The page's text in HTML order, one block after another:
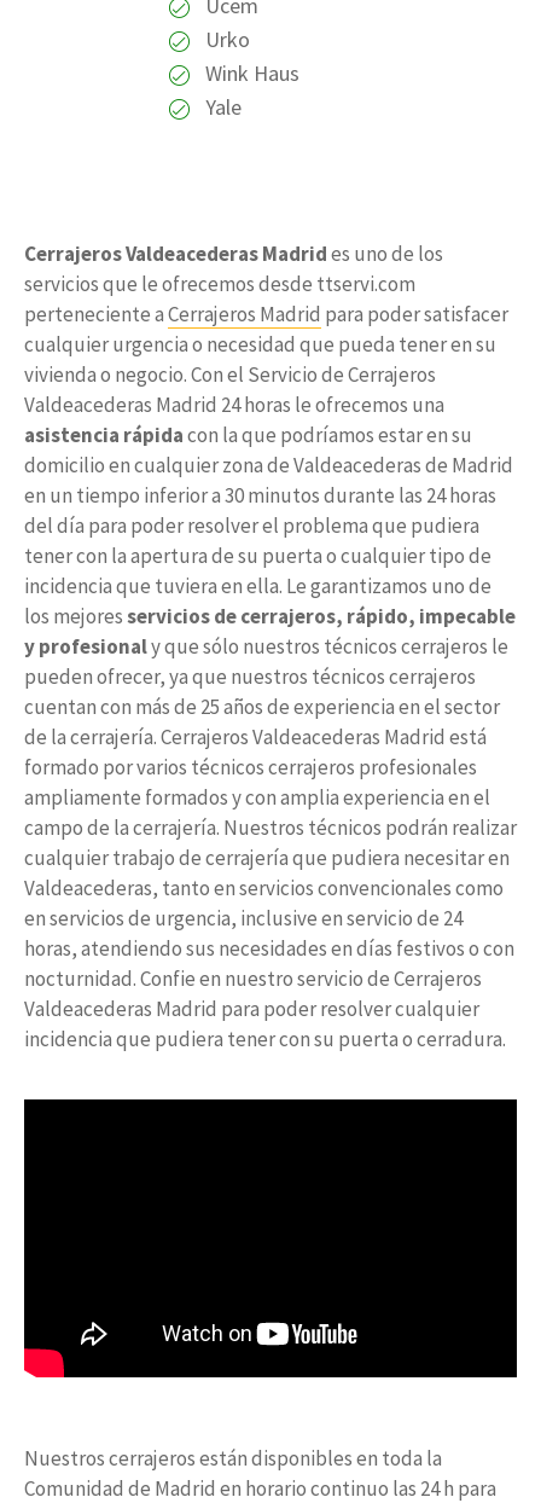
Urko
Wink Haus
Yale
Cerrajeros Valdeacederas Madrides uno de los
servicios que le ofrecemos desde ttservi.com
perteneciente aCerrajeros Madrid para poder satisfacer
cualquier urgencia o necesidad que pueda tener en su
vivienda o negocio. Con el Servicio de Cerrajeros
Valdeacederas Madrid 24 horas le ofrecemos una
asistencia rápidacon la que podríamos estar en su
domicilio en cualquier zona de Valdeacederas de Madrid
en un tiempo inferior a 30 minutos durante las 24 horas
del día para poder resolver el problema que pudiera
tener con la apertura de su puerta o cualquier tipo de
incidencia que tuviera en ella. Le garantizamos uno de
los mejoresservicios de cerrajeros, rápido, impecable
y profesionaly que sólo nuestros técnicos cerrajeros le
pueden ofrecer, ya que nuestros técnicos cerrajeros
cuentan con más de 25 años de experiencia en el sector
de la cerrajería. Cerrajeros Valdeacederas Madrid está
formado por varios técnicos cerrajeros profesionales
ampliamente formados y con amplia experiencia en el
campo de la cerrajería. Nuestros técnicos podrán realizar
cualquier trabajo de cerrajería que pudiera necesitar en
Valdeacederas, tanto en servicios convencionales como
en servicios de urgencia, inclusive en servicio de 24
horas, atendiendo sus necesidades en días festivos o con
nocturnidad. Confie en nuestro servicio de Cerrajeros
Valdeacederas Madrid para poder resolver cualquier
incidencia que pudiera tener con su puerta o cerradura.
Nuestros cerrajeros están disponibles en toda la
Comunidad de Madrid en horario continuo las 24 h para